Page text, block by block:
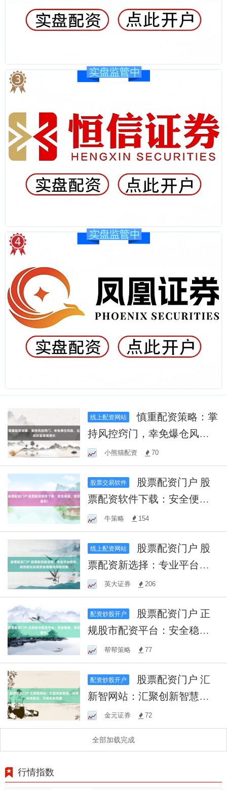
线上配资网站
慎重配资策略：掌
持风控窍门，幸免爆仓风
险，达成财富络续增长
小熊猫配资 70
股票交易软件
票配资软件下载：安全便
捷，助您盈利！
牛策略 154
线上配资网站
票配资新选择：专业平台软
件，助您轻松实现资金增值
与风险控制
英大证券 206
配资炒股开户
规股市配资平台：安全稳
健，助您盈利！
帮帮策略 77
配资炒股开户
新智网站：汇聚创新智慧，
探索科技前沿，引领未来风
潮
金元证券 72
全部加载完成
行情指数